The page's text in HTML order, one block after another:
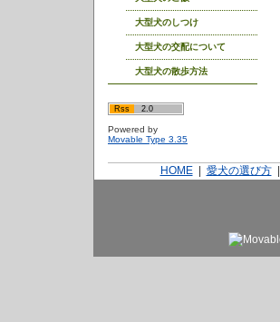
大型犬のしつけ
大型犬の交配について
大型犬の散歩方法
Rss 2.0
Powered by
Movable Type 3.35
HOME| 愛犬の選び方|